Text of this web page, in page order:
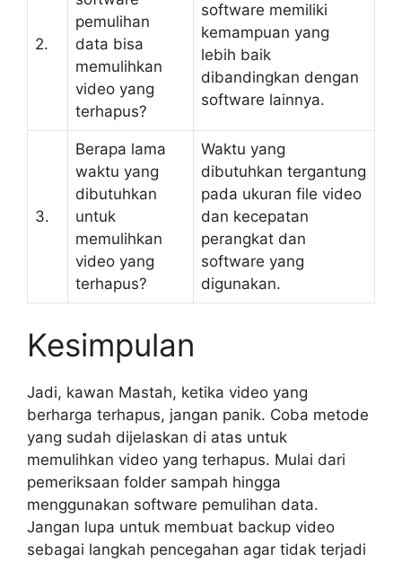
2.
pemulihan
data bisa
memulihkan
video yang
terhapus?
software memiliki
kemampuan yang
lebih baik
dibandingkan dengan
software lainnya.
3.
Berapa lama
waktu yang
dibutuhkan
untuk
memulihkan
video yang
terhapus?
Waktu yang
dibutuhkan tergantung
pada ukuran file video
dan kecepatan
perangkat dan
software yang
digunakan.
Kesimpulan
Jadi, kawan Mastah, ketika video yang
berharga terhapus, jangan panik. Coba metode
yang sudah dijelaskan di atas untuk
memulihkan video yang terhapus. Mulai dari
pemeriksaan folder sampah hingga
menggunakan software pemulihan data.
Jangan lupa untuk membuat backup video
sebagai langkah pencegahan agar tidak terjadi